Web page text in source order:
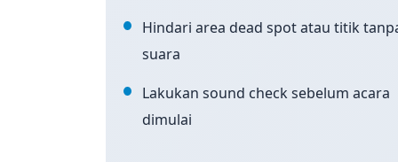
Hindari area dead spot atau titik
suara
Lakukan sound check sebelum acara
dimulai